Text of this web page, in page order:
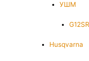
УШМ
Husqvarna